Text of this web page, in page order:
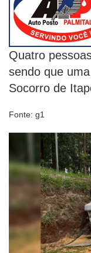
Quatro
sendo que
Socorro de
Fonte: g1